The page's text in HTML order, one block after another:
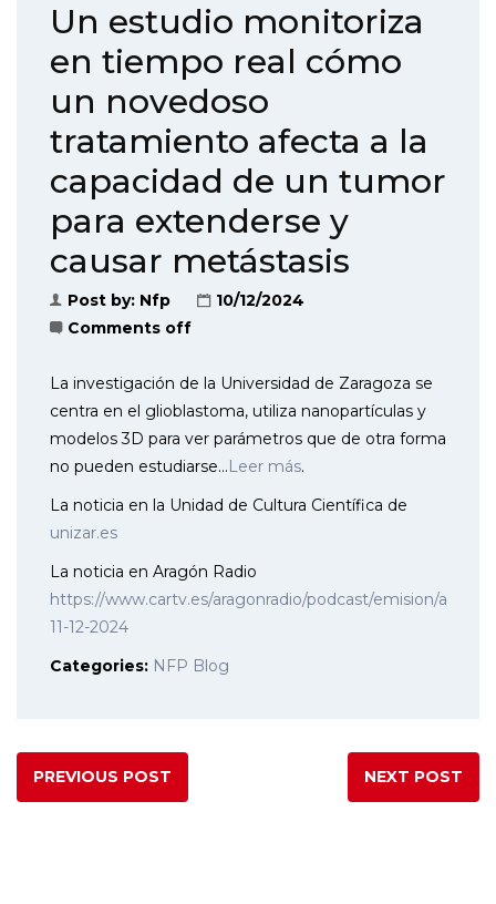
Un estudio monitoriza
en tiempo real cómo
un novedoso
tratamiento afecta a la
capacidad de un tumor
para extenderse y
causar metástasis
Post by: Nfp
10/12/2024
Comments off
La investigación de la Universidad de Zaragoza se
centra en el glioblastoma, utiliza nanopartículas y
modelos 3D para ver parámetros que de otra forma
no pueden estudiarse…Leer más.
La noticia en la Unidad de Cultura Científica de
unizar.es
La noticia en Aragón Radio
https://www.cartv.es/aragonradio/podcast/emision/agora-
11-12-2024
Categories: NFP Blog
PREVIOUS POST NEXT POST